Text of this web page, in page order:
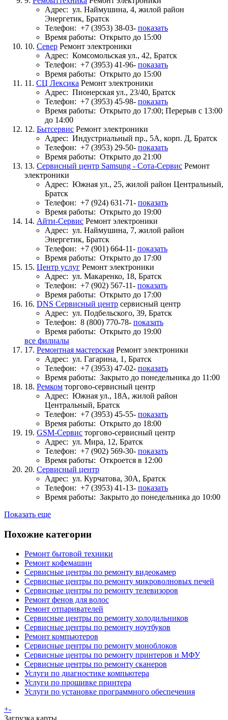
Адрес: ул. Наймушина, 4, жилой район
Энергетик, Братск
Телефон: +7 (3953) 38-03- показать
Время работы: Открыто до 15:00
10. Север Ремонт электроники
Адрес: Комсомольская ул., 42, Братск
Телефон: +7 (3953) 41-96- показать
Время работы: Открыто до 15:00
11. СЦ Лексика Ремонт электроники
Адрес: Пионерская ул., 23/40, Братск
Телефон: +7 (3953) 45-98- показать
Время работы: Открыто до 17:00; Перерыв с 13:00
до 14:00
12. Бытсервис Ремонт электроники
Адрес: Индустриальный пр., 5А, корп. Д, Братск
Телефон: +7 (3953) 29-50- показать
Время работы: Открыто до 21:00
13. Сервисный центр Samsung - Сота-Сервис Ремонт
электроники
Адрес: Южная ул., 25, жилой район Центральный,
Братск
Телефон: +7 (924) 631-71- показать
Время работы: Открыто до 19:00
14. Айти-Сервис Ремонт электроники
Адрес: ул. Наймушина, 7, жилой район
Энергетик, Братск
Телефон: +7 (901) 664-11- показать
Время работы: Открыто до 17:00
15. Центр услуг Ремонт электроники
Адрес: ул. Макаренко, 18, Братск
Телефон: +7 (902) 567-11- показать
Время работы: Открыто до 17:00
16. DNS Сервисный центр сервисный центр
Адрес: ул. Подбельского, 39, Братск
Телефон: 8 (800) 770-78- показать
Время работы: Открыто до 19:00
все филиалы
17. Ремонтная мастерская Ремонт электроники
Адрес: ул. Гагарина, 1, Братск
Телефон: +7 (3953) 47-02- показать
Время работы: Закрыто до понедельника до 11:00
18. Ремком торгово-сервисный центр
Адрес: Южная ул., 18А, жилой район
Центральный, Братск
Телефон: +7 (3953) 45-55- показать
Время работы: Открыто до 18:00
19. GSM-Сервис торгово-сервисный центр
Адрес: ул. Мира, 12, Братск
Телефон: +7 (902) 569-30- показать
Время работы: Откроется в 12:00
20. Сервисный центр
Адрес: ул. Курчатова, 30А, Братск
Телефон: +7 (3953) 41-13- показать
Время работы: Закрыто до понедельника до 10:00
Показать еще
Похожие категории
Ремонт бытовой техники
Ремонт кофемашин
Сервисные центры по ремонту видеокамер
Сервисные центры по ремонту микроволновых печей
Сервисные центры по ремонту телевизоров
Ремонт фенов для волос
Ремонт отпаривателей
Сервисные центры по ремонту холодильников
Сервисные центры по ремонту ноутбуков
Ремонт компьютеров
Сервисные центры по ремонту моноблоков
Сервисные центры по ремонту принтеров и МФУ
Сервисные центры по ремонту сканеров
Услуги по диагностике компьютера
Услуги по прошивке принтера
Услуги по установке программного обеспечения
+-